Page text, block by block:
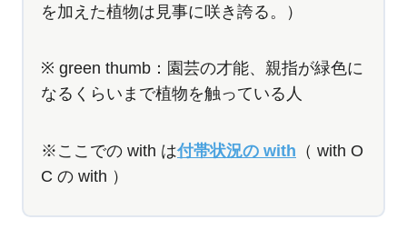
を加えた植物は見事に咲き誇る。）
※ green thumb：園芸の才能、親指が緑色に
なるくらいまで植物を触っている人
※ここでの with は付帯状況の with （ with O
C の with ）